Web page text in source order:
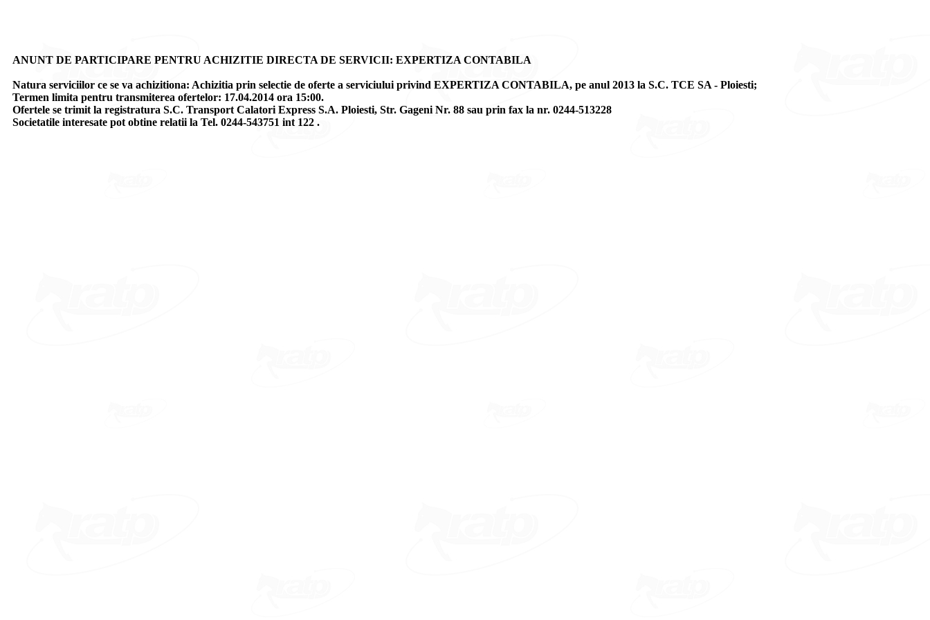
ANUNT DE PARTICIPARE PENTRU ACHIZITIE DIRECTA DE SERVICII: EXPERTIZA CONTABILA
Natura serviciilor ce se va achizitiona: Achizitia prin selectie de oferte a serviciului privind EXPERTIZA CONTABILA, pe anul 2013 la S.C. TCE SA - Ploiesti;
Termen limita pentru transmiterea ofertelor: 17.04.2014 ora 15:00.
Ofertele se trimit la registratura S.C. Transport Calatori Express S.A. Ploiesti, Str. Gageni Nr. 88 sau prin fax la nr. 0244-513228
Societatile interesate pot obtine relatii la Tel. 0244-543751 int 122 .